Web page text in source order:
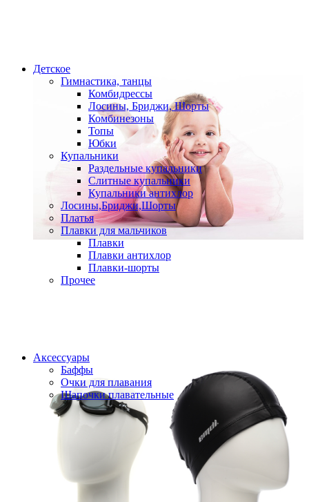
Детское
Гимнастика, танцы
Комбидрессы
Лосины, Бриджи, Шорты
Комбинезоны
Топы
Юбки
Купальники
Раздельные купальники
Слитные купальники
Купальники антихлор
Лосины,Бриджи,Шорты
Платья
Плавки для мальчиков
Плавки
Плавки антихлор
Плавки-шорты
Прочее
Аксессуары
Баффы
Очки для плавания
Шапочки плавательные